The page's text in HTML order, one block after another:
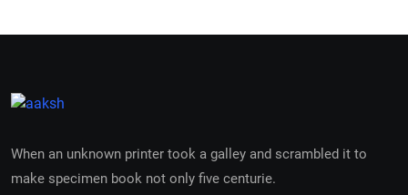
When an unknown printer took a galley and scrambled it to
make specimen book not only five centurie.